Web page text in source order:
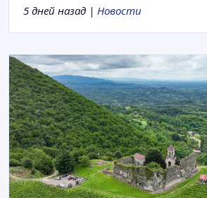
5 дней назад | Новости